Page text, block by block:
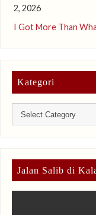
2, 2026
I Got More Than
Kategori
Jalan Salib di